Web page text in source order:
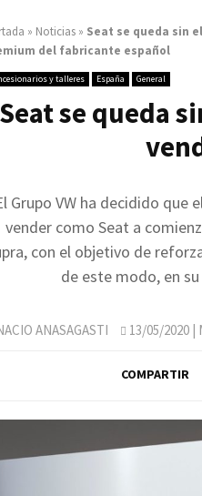
» Noticias » Seat se queda sin
del fabricante español
y talleres España General
Seat se queda
Grupo VW ha decidido
vender como Seat a
con el objetivo de
de este modo, en
ANASAGASTI 13/05/2020 |
COMPARTIR